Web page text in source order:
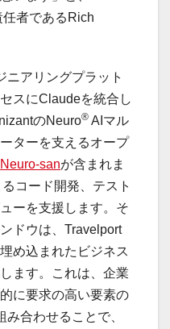
者であるRich
ニアリングプラット
スにClaudeを統合し
のNeuro® AIマル
ターを支えるオープ
Neuro-sanが含まれま
コード開発、テスト
ーを支援します。そ
ドウは、Travelport
め込まれたビジネス
ます。これは、企業
に要求の高い要素の
合わせることで、